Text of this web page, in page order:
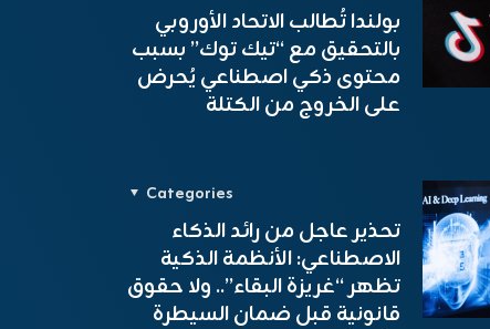
بولندا تُطالب الاتحاد الأوروبي
بالتحقيق مع “تيك توك” بسبب
محتوى ذكي اصطناعي يُحرض
على الخروج من الكتلة
Categories
تحذير عاجل من رائد الذكاء
الاصطناعي: الأنظمة الذكية
تظهر “غريزة البقاء”.. ولا حقوق
قانونية قبل ضمان السيطرة